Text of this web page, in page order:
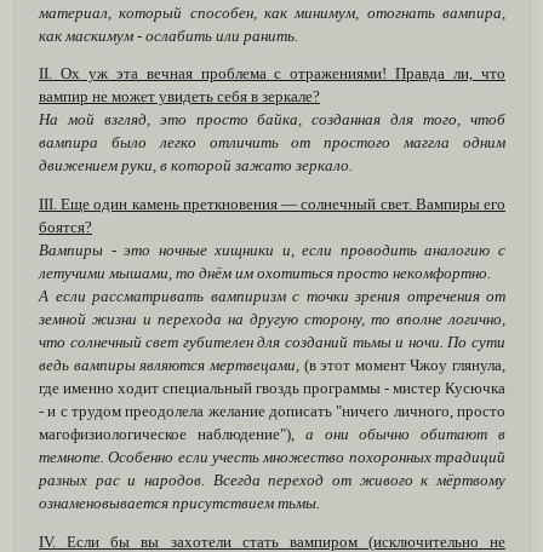
материал, который способен, как минимум, отогнать вампира,
как маскимум - ослабить или ранить.
II. Ох уж эта вечная проблема с отражениями! Правда ли, что
вампир не может увидеть себя в зеркале?
На мой взгляд, это просто байка, созданная для того, чтоб
вампира было легко отличить от простого маггла одним
движением руки, в которой зажато зеркало.
III. Еще один камень преткновения — солнечный свет. Вампиры его
боятся?
Вампиры - это ночные хищники и, если проводить аналогию с
летучими мышами, то днём им охотиться просто некомфортно.
А если рассматривать вампиризм с точки зрения отречения от
земной жизни и перехода на другую сторону, то вполне логично,
что солнечный свет губителен для созданий тьмы и ночи. По сути
ведь вампиры являются мертвецами,(в этот момент Чжоу глянула,
где именно ходит специальный гвоздь программы - мистер Кусючка
- и с трудом преодолела желание дописать "ничего личного, просто
магофизиологическое наблюдение"), а они обычно обитают в
темноте. Особенно если учесть множество похоронных традиций
разных рас и народов. Всегда переход от живого к мёртвому
ознаменовывается присутствием тьмы.
IV. Если бы вы захотели стать вампиром (исключительно не